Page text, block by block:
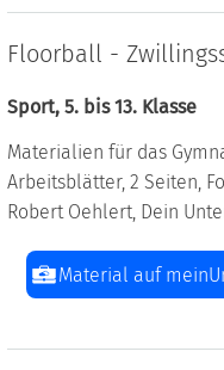
Floorball -
Sport, 5. bis 13. Klasse
Materialien für das
Arbeitsblätter, 2 Seiten,
Robert Oehlert, Dein
Material auf